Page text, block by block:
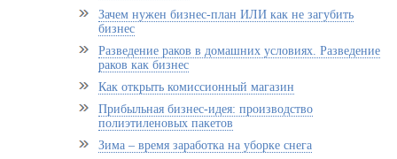
Зачем нужен бизнес-план ИЛИ как не загубить
бизнес
Разведение раков в домашних условиях. Разведение
раков как бизнес
Как открыть комиссионный магазин
Прибыльная бизнес-идея: производство
полиэтиленовых пакетов
Зима – время заработка на уборке снега